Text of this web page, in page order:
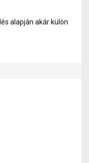
alapján akár külön